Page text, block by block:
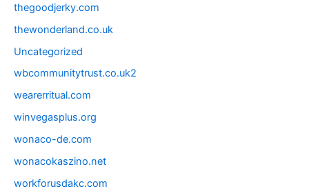
thegoodjerky.com
thewonderland.co.uk
Uncategorized
wbcommunitytrust.co.uk2
wearerritual.com
winvegasplus.org
wonaco-de.com
wonacokaszino.net
workforusdakc.com